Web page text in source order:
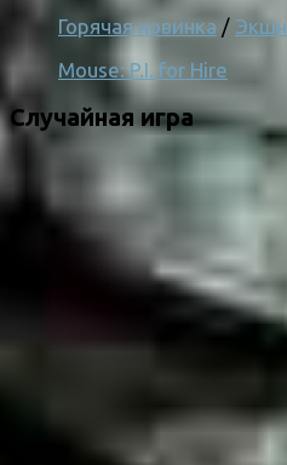
Горячая новинка / Экшн
Mouse: P.I. for Hire
Случайная игра